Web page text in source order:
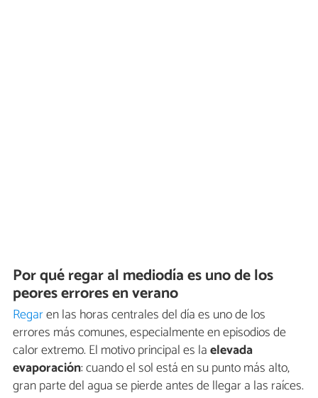
Por qué regar al mediodía es uno de los
peores errores en verano
Regaren las horas centrales del día es uno de los
errores más comunes, especialmente en episodios de
calor extremo. El motivo principal es laelevada
evaporación: cuando el sol está en su punto más alto,
gran parte del agua se pierde antes de llegar a las raíces.